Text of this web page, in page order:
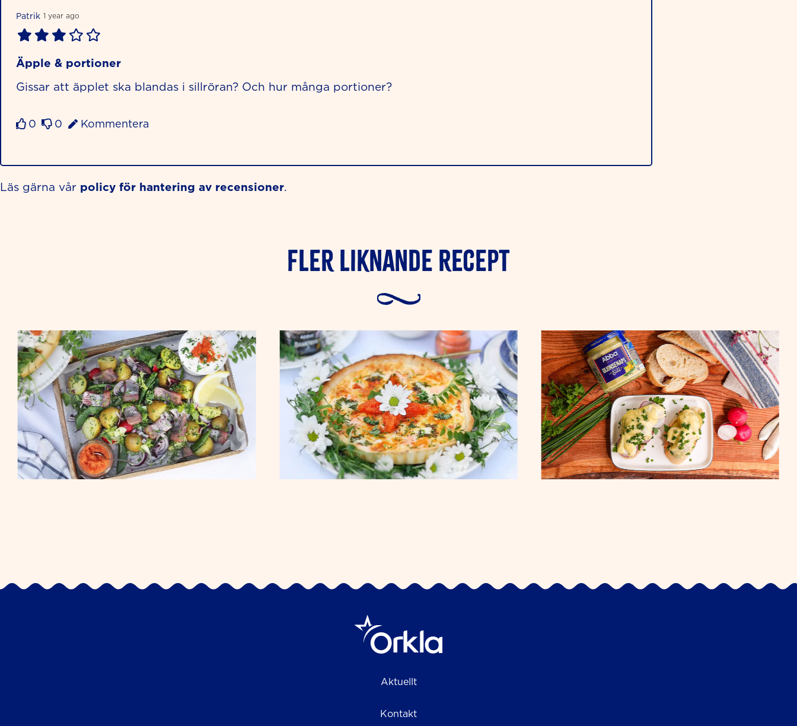
Patrik 1 year ago
Äpple & portioner
Gissar att äpplet ska blandas i sillröran? Och hur många portioner?
0 0 Kommentera
Läs gärna vår policy för hantering av recensioner.
Fler liknande Recept
Aktuellt
Kontakt